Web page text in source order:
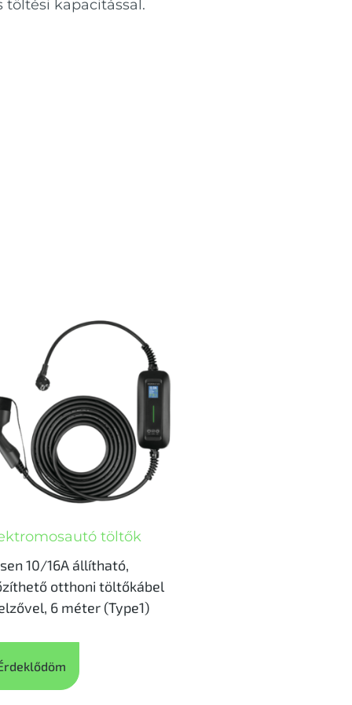
töltési kapacitással.
töltők
10/16A állítható,
otthoni töltőkábel
6 méter (Type1)